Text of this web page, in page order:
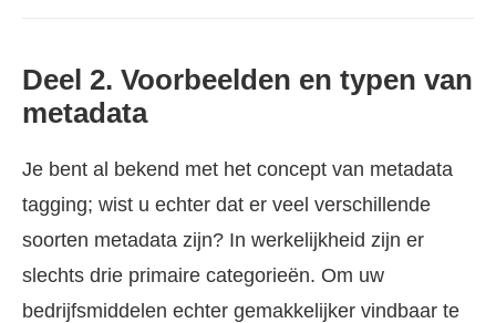
Deel 2. Voorbeelden en typen van
metadata
Je bent al bekend met het concept van metadata
tagging; wist u echter dat er veel verschillende
soorten metadata zijn? In werkelijkheid zijn er
slechts drie primaire categorieën. Om uw
bedrijfsmiddelen echter gemakkelijker vindbaar te